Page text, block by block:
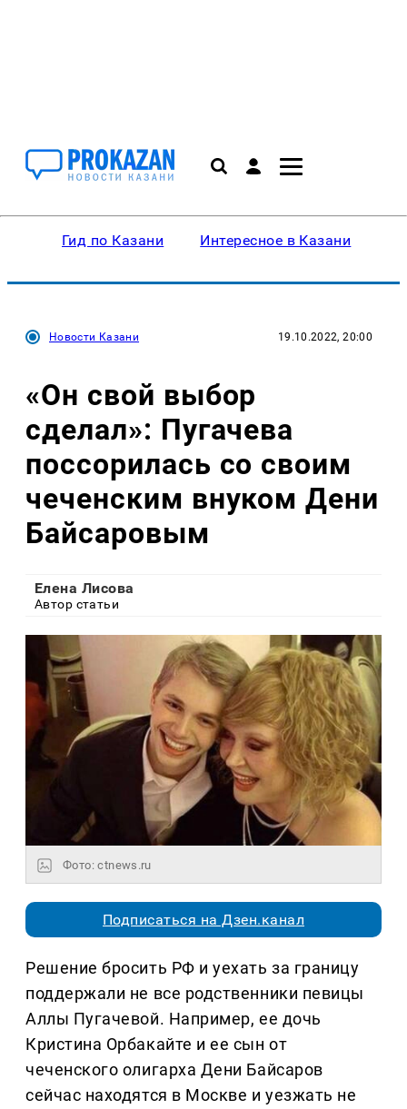
Гид по Казани Интересное в Казани
Новости Казани 19.10.2022, 20:00
«Он свой выбор
сделал»: Пугачева
поссорилась со своим
чеченским внуком Дени
Байсаровым
Елена Лисова
Автор статьи
Фото: ctnews.ru
Подписаться на Дзен.канал
Решение бросить РФ и уехать за границу
поддержали не все родственники певицы
Аллы Пугачевой. Например, ее дочь
Кристина Орбакайте и ее сын от
чеченского олигарха Дени Байсаров
сейчас находятся в Москве и уезжать не